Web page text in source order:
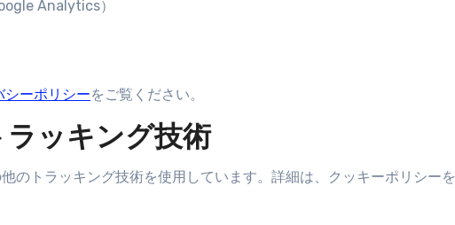
Analytics）
シーポリシーをご覧ください。
ッキング技術
のトラッキング技術を使用しています。詳細は、クッキーポリシーを